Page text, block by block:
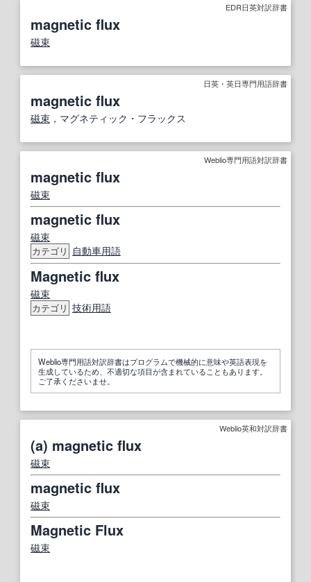
EDR日英対訳辞書
magnetic flux
磁束
日英・英日専門用語辞書
magnetic flux
磁束 ，マグネティック・フラックス
Weblio専門用語対訳辞書
magnetic flux
磁束
magnetic flux
磁束
カテゴリ 自動車用語
Magnetic flux
磁束
カテゴリ 技術用語
Weblio専門用語対訳辞書はプログラムで機械的に意味や英語表現を
生成しているため、不適切な項目が含まれていることもあります。
ご了承くださいませ。
Weblio英和対訳辞書
(a) magnetic flux
磁束
magnetic flux
磁束
Magnetic Flux
磁束